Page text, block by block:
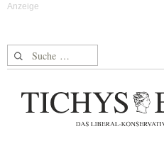
Suche nach: